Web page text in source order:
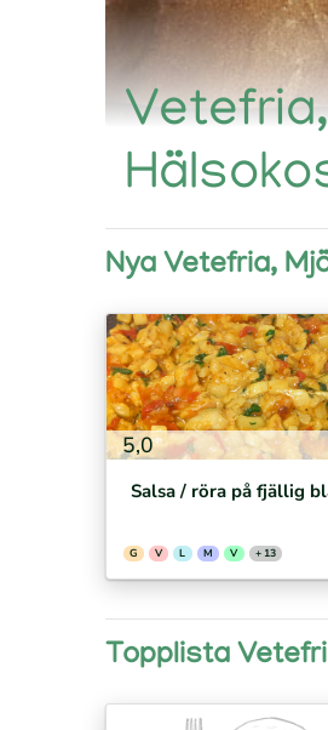
Nya Vetefria,
5,0
Salsa / röra på fjällig
G V L M V + 13
Topplista